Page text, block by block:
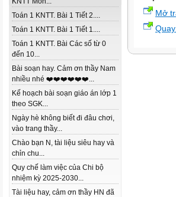
Toán 1 KNTT. Bài 1 Tiết 2....
Toán 1 KNTT. Bài 1 Tiết 1....
Toán 1 KNTT. Bài Các số từ 0
đến 10...
Bài soạn hay. Cảm ơn thầy Nam
nhiều nhé ❤️❤️❤️❤️❤️❤️...
Kế hoạch bài soạn giáo án lớp 1
theo SGK...
Ngày hè không biết đi đâu chơi,
vào trang thầy...
Chào bạn N, tài liệu siêu hay và
chỉn chu...
Quy chế làm việc của Chi bộ
nhiệm kỳ 2025-2030...
Tài liệu hay, cảm ơn thầy HN đã
Mở